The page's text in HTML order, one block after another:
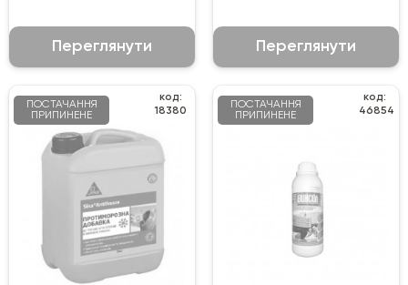
Переглянути Переглянути
ПОСТАЧАННЯ
ПРИПИНЕНЕ
код:
18380
ПОСТАЧАННЯ
ПРИПИНЕНЕ
код:
46854